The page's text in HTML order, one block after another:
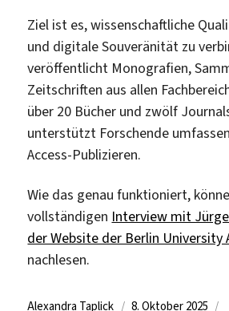
Ziel ist es, wissenschaftliche
und digitale Souveränität zu
veröffentlicht Monografien,
Zeitschriften aus allen
über 20 Bücher und zwölf
unterstützt Forschende
Access-Publizieren.
Wie das genau funktioniert,
vollständigen Interview mit
der Website der Berlin University
nachlesen.
Autor
Alexandra Taplick Veröffentlicht
8. Oktober 2025